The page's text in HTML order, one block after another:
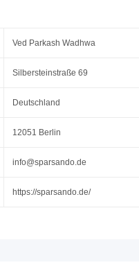
Ved Parkash Wadhwa
Silbersteinstraße 69
Deutschland
12051 Berlin
info@sparsando.de
https://sparsando.de/